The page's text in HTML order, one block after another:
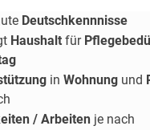
Deutschkennnisse
Haushalt für
in Wohnung und
/ Arbeiten je nach